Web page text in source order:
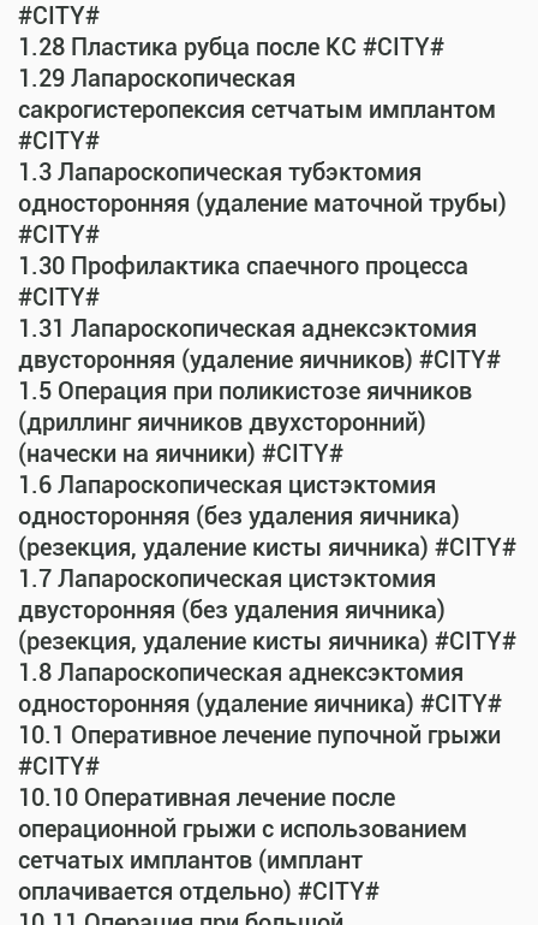
#CITY#
1.28 Пластика рубца после КС #CITY#
1.29 Лапароскопическая
сакрогистеропексия сетчатым имплантом
#CITY#
1.3 Лапароскопическая тубэктомия
односторонняя (удаление маточной трубы)
#CITY#
1.30 Профилактика спаечного процесса
#CITY#
1.31 Лапароскопическая аднексэктомия
двусторонняя (удаление яичников) #CITY#
1.5 Операция при поликистозе яичников
(дриллинг яичников двухсторонний)
(начески на яичники) #CITY#
1.6 Лапароскопическая цистэктомия
односторонняя (без удаления яичника)
(резекция, удаление кисты яичника) #CITY#
1.7 Лапароскопическая цистэктомия
двусторонняя (без удаления яичника)
(резекция, удаление кисты яичника) #CITY#
1.8 Лапароскопическая аднексэктомия
односторонняя (удаление яичника) #CITY#
10.1 Оперативное лечение пупочной грыжи
#CITY#
10.10 Оперативная лечение после
операционной грыжи с использованием
сетчатых имплантов (имплант
оплачивается отдельно) #CITY#